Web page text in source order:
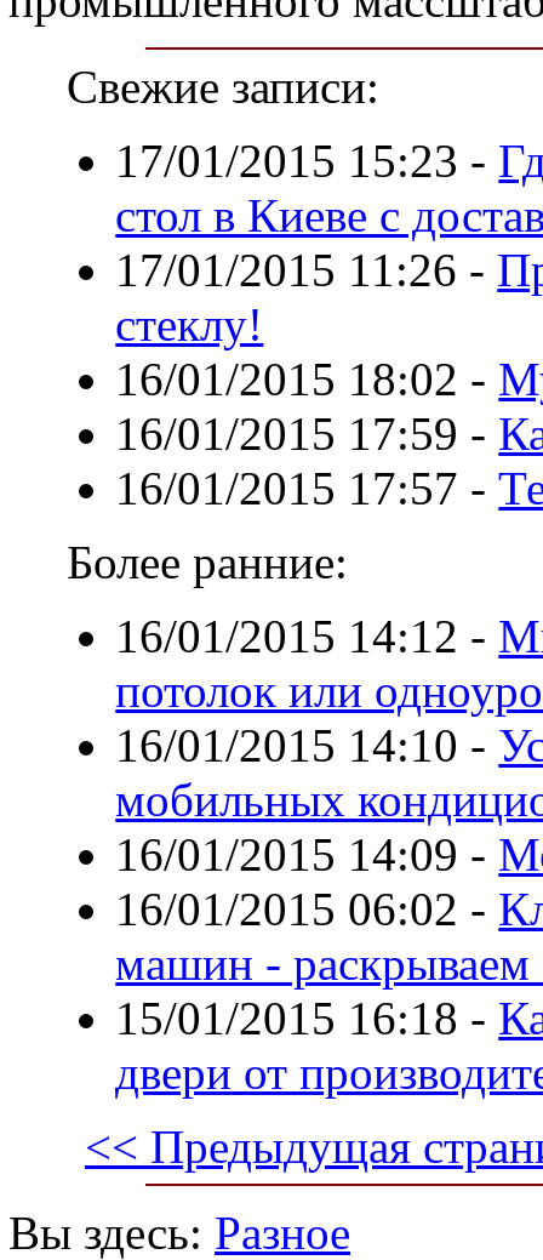
Свежие записи:
17/01/2015 15:23 -
стол в Киеве с
17/01/2015 11:26 -
стеклу!
16/01/2015 18:02 -
16/01/2015 17:59 -
16/01/2015 17:57 -
Более ранние:
16/01/2015 14:12 -
потолок или
16/01/2015 14:10 -
мобильных
16/01/2015 14:09 -
16/01/2015 06:02 -
машин - раскрываем
15/01/2015 16:18 -
двери от
<< Предыдущая
Вы здесь: Разное